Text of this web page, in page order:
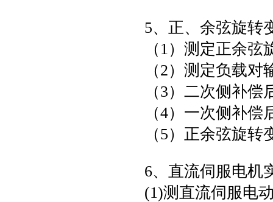
5、正、余弦旋转
（1）测定正余
（2）测定负载
（3）二次侧补
（4）一次侧补
（5）正余弦旋
6、直流伺服电机
(1)测直流伺服电